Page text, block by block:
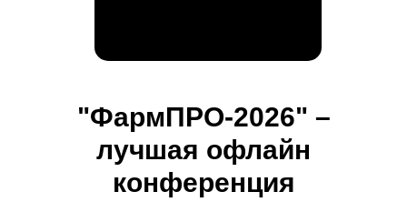
"ФармПРО-2026" –
лучшая офлайн
конференция